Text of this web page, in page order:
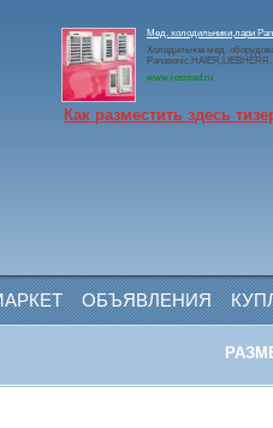
Мед. холодильники,лари
Холодильное мед.
Panasonic,HAIER,LIEBHERR.
www.rosmed.ru
Как разместить здесь
ОБЪЯВЛЕНИЯ